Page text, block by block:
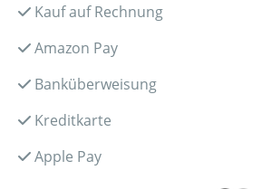
Kauf auf Rechnung
Amazon Pay
Banküberweisung
Kreditkarte
Apple Pay